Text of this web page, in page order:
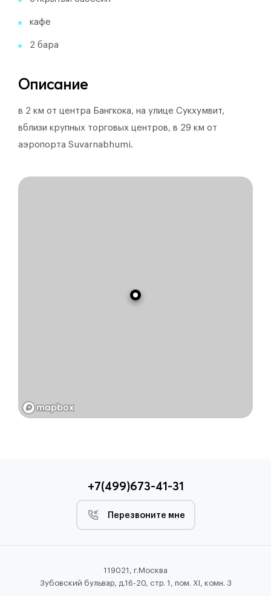
кафе
2 бара
Описание
в 2 км от центра Бангкока, на улице Сукхумвит,
вблизи крупных торговых центров, в 29 км от
аэропорта Suvarnabhumi.
+7(499)673-41-31
Перезвоните мне
119021, г.Москва
Зубовский бульвар, д.16-20, стр. 1, пом. XI, комн. 3